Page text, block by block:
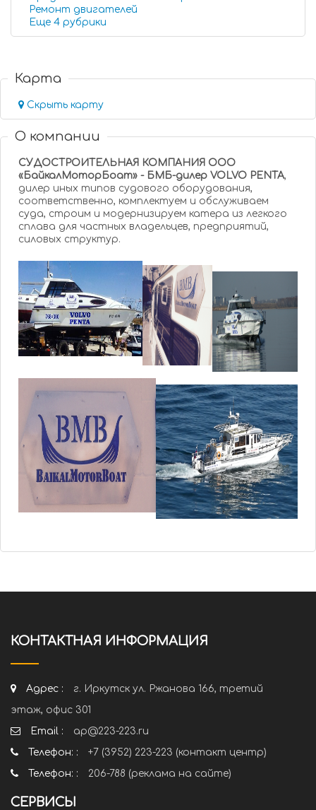
Ремонт двигателей
Еще 4 рубрики
Карта
Скрыть карту
О компании
СУДОСТРОИТЕЛЬНАЯ КОМПАНИЯ ООO
«БайкалМоторБоат» - БМБ-дилер VOLVO PENTA,
дилер иных типов судового оборудования,
соответственно, комплектуем и обслуживаем
суда, строим и модернизируем катера из легкого
сплава для частных владельцев, предприятий,
силовых структур.
КОНТАКТНАЯ ИНФОРМАЦИЯ
Адрес :
г. Иркутск ул. Ржанова 166, третий
этаж, офис 301
Email :
ap@223-223.ru
Телефон: :
+7 (3952) 223-223 (контакт центр)
Телефон: :
206-788 (реклама на сайте)
СЕРВИСЫ